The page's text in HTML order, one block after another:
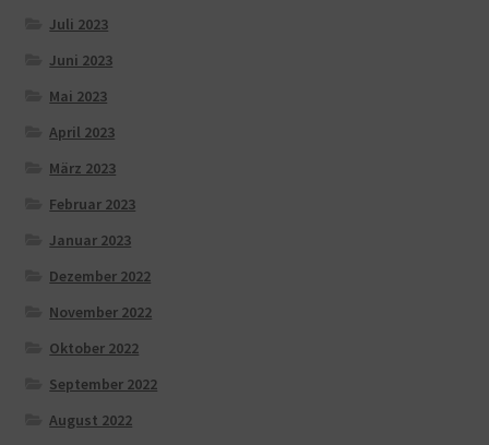
Juli 2023
Juni 2023
Mai 2023
April 2023
März 2023
Februar 2023
Januar 2023
Dezember 2022
November 2022
Oktober 2022
September 2022
August 2022